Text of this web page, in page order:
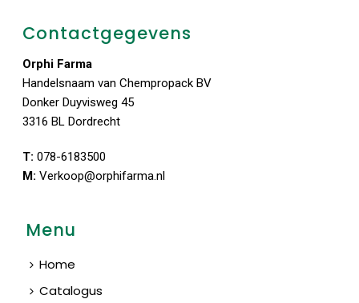
Contactgegevens
Orphi Farma
Handelsnaam van Chempropack BV
Donker Duyvisweg 45
3316 BL Dordrecht
T: 078-6183500
M: Verkoop@orphifarma.nl
Menu
Home
Catalogus